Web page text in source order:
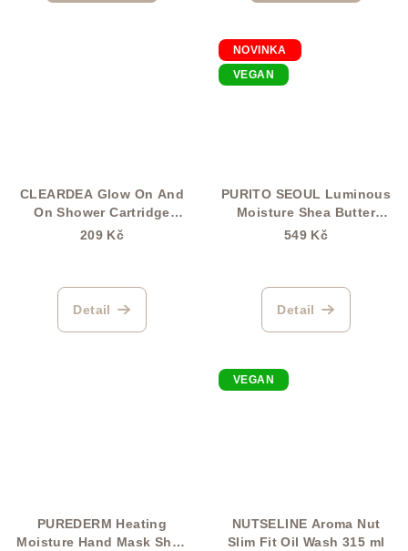
CLEARDEA Glow On And
On Shower Cartridge
(Ampulová pečující
209 Kč
Detail
NOVINKA
VEGAN
PURITO SEOUL Luminous
Moisture Shea Butter
Body Lotion Gentle On
549 Kč
Detail
PUREDERM Heating
Moisture Hand Mask Shea
VEGAN
NUTSELINE Aroma Nut
Slim Fit Oil Wash 315 ml